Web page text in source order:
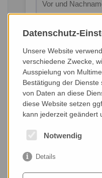
Datenschutz-
Unsere Website
verschiedene Zwecke,
Ausspielung von
Bestätigung der
von Daten an diese
diese Website setzen
kann jederzeit geändert
Notwendig
Details